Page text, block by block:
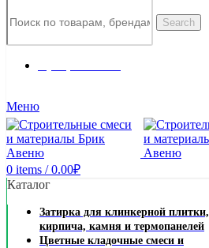
Search
Меню
0 items / 0.00₽
Каталог
Затирка для клинкерной плитки,
кирпича, камня и термопанелей
Цветные кладочные смеси и